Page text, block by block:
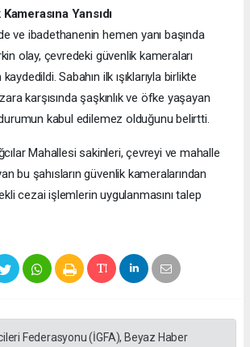
Yansıdı
ve ibadethanenin hemen yanı başında
olay, çevredeki güvenlik kameraları
Sabahın ilk ışıklarıyla birlikte
karşısında şaşkınlık ve öfke yaşayan
kabul edilemez olduğunu belirtti.
Mahallesi sakinleri, çevreyi ve mahalle
bu şahısların güvenlik kameralarından
cezai işlemlerin uygulanmasını talep
Federasyonu (İGFA), Beyaz Haber